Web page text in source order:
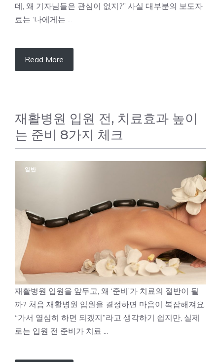
데, 왜 기자님들은 관심이 없지?” 사실 대부분의 보도자
료는 ‘나에게는 ...
Read More
재활병원 입원 전, 치료효과 높이
는 준비 8가지 체크
일반
재활병원 입원을 앞두고, 왜 ‘준비’가 치료의 절반이 될
까? 처음 재활병원 입원을 결정하면 마음이 복잡해져요.
“가서 열심히 하면 되겠지”라고 생각하기 쉽지만, 실제
로는 입원 전 준비가 치료 ...